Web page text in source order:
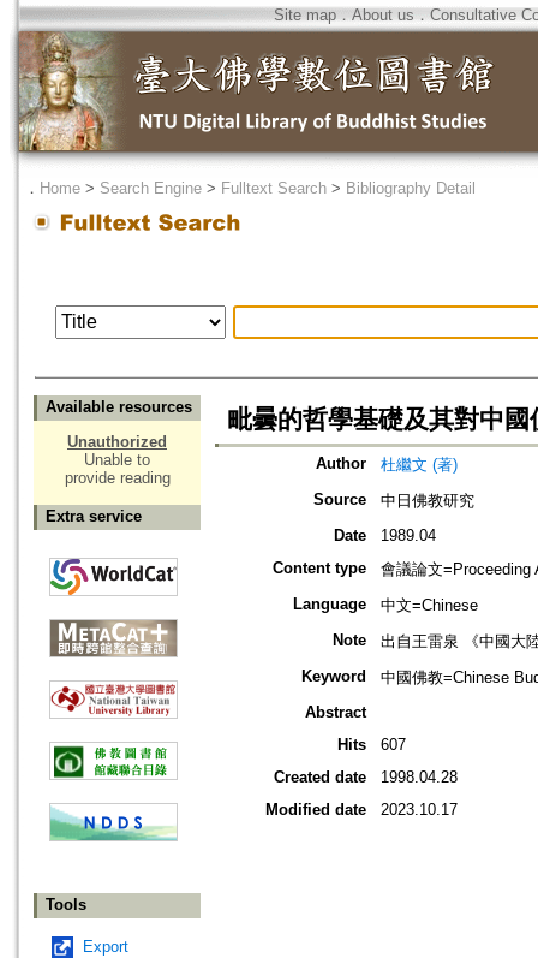
Site map．About us ． Consultative
． Home > Search Engine > Fulltext Search > Bibliography Detail
Available resources
Unauthorized
Unable to
provide reading
Extra service
Tools
Export
毗曇的哲學基礎及其對中國
Author
杜繼文 (著)
Source
中日佛教研究
Date
1989.04
Content type
會議論文=Proceeding
Language
中文=Chinese
Note
出自王雷泉 《中國大
Keyword
中國佛教=Chinese
Abstract
Hits
607
Created date
1998.04.28
Modified date
2023.10.17